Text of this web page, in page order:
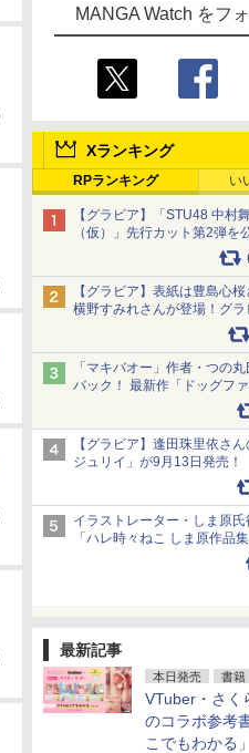
MANGA Watch をフ
Xランキング
RPランキング い
【グラビア】「STU48 中村
（仮）」先行カット第2弾を
るランジェリーカットなど
【グラビア】表紙は豊島心
横野すみれさんが登場！グラ
「PARADE」2026夏号が
「マキバオー」作者・つの
バック！ 最新作「ドッグフ
べらない動物”とのリアルな
うこれ以上の幸せはない」
犬たちへ… pic.x.com/
【グラビア】逢田珠里依さ
ジュリイ」が9月13日発売！
イラストレーター・しま原
「ハレ時々ねこ しま原作
最新記事
本日発売 書籍
VTuber・さく
のコラボ参考
こでもわかる